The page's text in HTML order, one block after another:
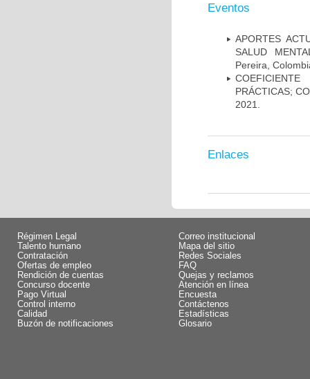
Eventos
APORTES
SALUD
Pereira,
COEFICIENTE
PRÁCTICAS;
2021.
Enlaces
Régimen Legal
Talento humano
Contratación
Ofertas de empleo
Rendición de cuentas
Concurso docente
Pago Virtual
Control interno
Calidad
Buzón de notificaciones
Correo institucional
Mapa del sitio
Redes Sociales
FAQ
Quejas y reclamos
Atención en línea
Encuesta
Contáctenos
Estadísticas
Glosario